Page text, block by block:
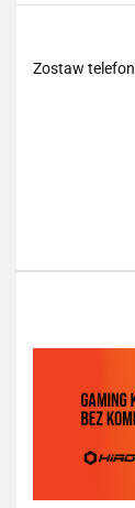
Zostaw telefon